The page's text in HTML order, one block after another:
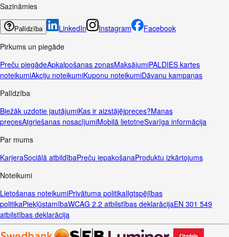
Sazināmies
Palīdzība LinkedIn Instagram
Facebook
Pirkums un piegāde
Preču piegādeApkalpošanas zonasMaksājumiPALDIES kartes
noteikumiAkciju noteikumiKuponu noteikumiDāvanu kampaņas
Palīdzība
Biežāk uzdotie jautājumiKas ir aizstājējpreces?Manas
precesAtgriešanas nosacījumiMobilā lietotneSvarīga informācija
Par mums
KarjeraSociālā atbildībaPreču iepakošanaProduktu izkārtojums
Noteikumi
Lietošanas noteikumiPrivātuma politikaIlgtspējības
politikaPiekļūstamībaWCAG 2.2 atbilstības deklarācijaEN 301 549
atbilstības deklarācija